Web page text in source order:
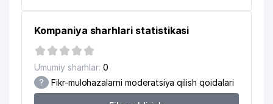
Kompaniya sharhlari statistikasi
Umumiy sharhlar: 0
? Fikr-mulohazalarni moderatsiya qilish qoidalari